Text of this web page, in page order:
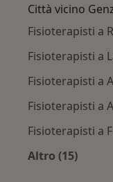
Città vicino
Fisioterapisti a
Fisioterapisti a
Fisioterapisti a
Fisioterapisti a
Fisioterapisti a
Altro (15)